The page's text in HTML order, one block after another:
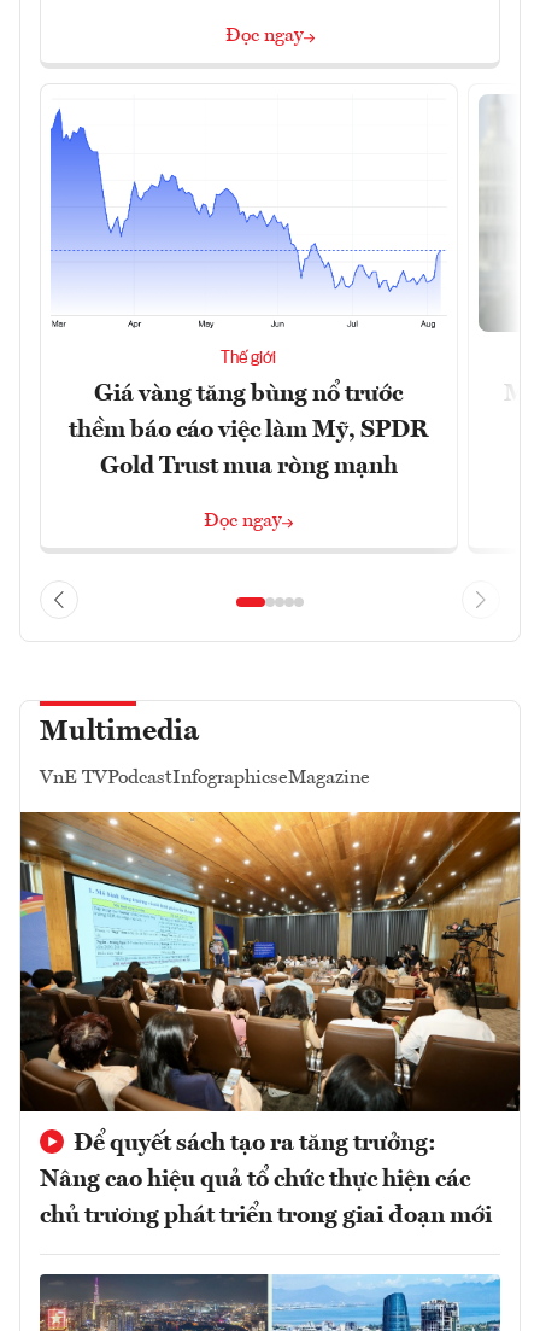
Đọc ngay
Thế giới
Giá vàng tăng bùng nổ trước
thềm báo cáo việc làm Mỹ, SPDR
Gold Trust mua ròng mạnh
Đọc ngay
Multimedia
VnE TVPodcastInfographicseMagazine
Để quyết sách tạo ra tăng trưởng:
Nâng cao hiệu quả tổ chức thực hiện các
chủ trương phát triển trong giai đoạn mới